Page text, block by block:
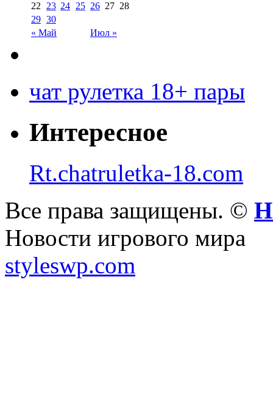
« Май Июл »
22
23 24 25 26 27 28
29 30
чат рулетка 18+ пары
Интересное
Rt.chatruletka-18.com
Все права защищены. ©
Новости игрового мира
styleswp.com